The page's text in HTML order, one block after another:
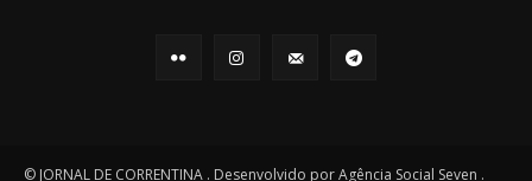
© JORNAL DE CORRENTINA . Desenvolvido por Agência Social Seven .